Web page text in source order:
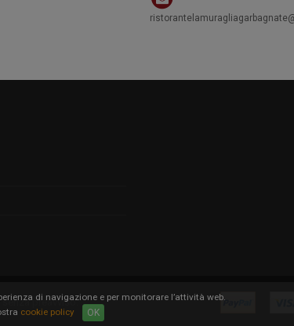
preavviso.
di navigazione e per monitorare l’attività web.
cookie policy OK